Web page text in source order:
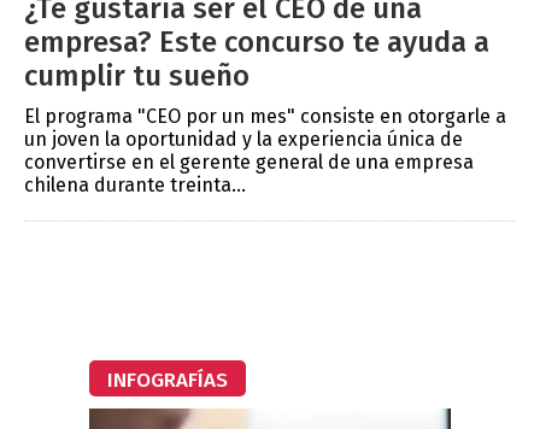
¿Te gustaría ser el CEO de una
empresa? Este concurso te ayuda a
cumplir tu sueño
El programa "CEO por un mes" consiste en otorgarle a
un joven la oportunidad y la experiencia única de
convertirse en el gerente general de una empresa
chilena durante treinta...
INFOGRAFÍAS